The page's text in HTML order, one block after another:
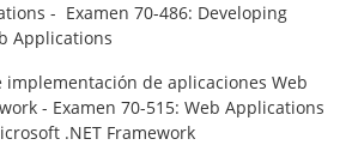
- Examen 70-486: Developing
Applications
implementación de aplicaciones Web
- Examen 70-515: Web Applications
.NET Framework